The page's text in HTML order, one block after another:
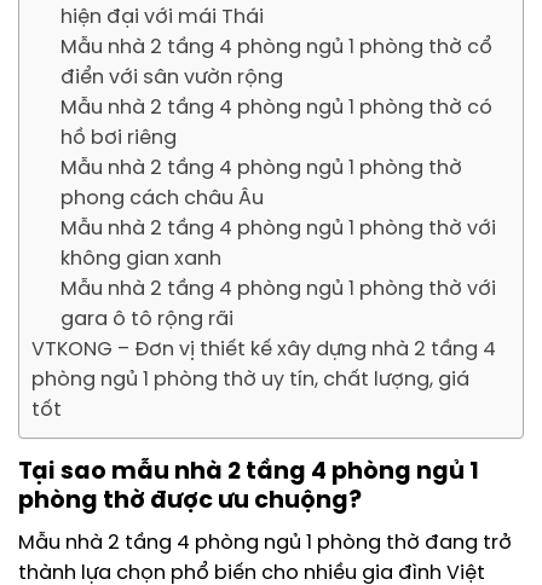
hiện đại với mái Thái
Mẫu nhà 2 tầng 4 phòng ngủ 1 phòng thờ cổ
điển với sân vườn rộng
Mẫu nhà 2 tầng 4 phòng ngủ 1 phòng thờ có
hồ bơi riêng
Mẫu nhà 2 tầng 4 phòng ngủ 1 phòng thờ
phong cách châu Âu
Mẫu nhà 2 tầng 4 phòng ngủ 1 phòng thờ với
không gian xanh
Mẫu nhà 2 tầng 4 phòng ngủ 1 phòng thờ với
gara ô tô rộng rãi
VTKONG – Đơn vị thiết kế xây dựng nhà 2 tầng 4
phòng ngủ 1 phòng thờ uy tín, chất lượng, giá
tốt
Tại sao mẫu nhà 2 tầng 4 phòng ngủ 1
phòng thờ được ưu chuộng?
Mẫu nhà 2 tầng 4 phòng ngủ 1 phòng thờ đang trở
thành lựa chọn phổ biến cho nhiều gia đình Việt